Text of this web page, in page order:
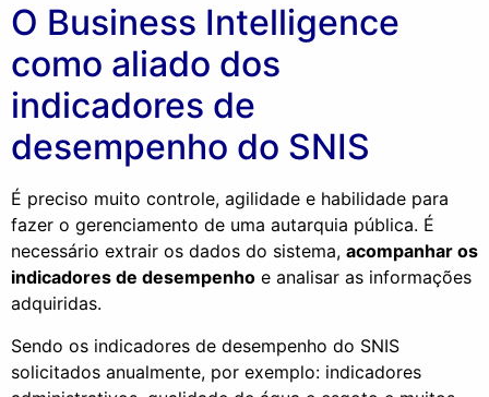
O Business Intelligence
como aliado dos
indicadores de
desempenho do SNIS
É preciso muito controle, agilidade e habilidade para
fazer o gerenciamento de uma autarquia pública. É
necessário extrair os dados do sistema, acompanhar os
indicadores de desempenho e analisar as informações
adquiridas.
Sendo os indicadores de desempenho do SNIS
solicitados anualmente, por exemplo: indicadores